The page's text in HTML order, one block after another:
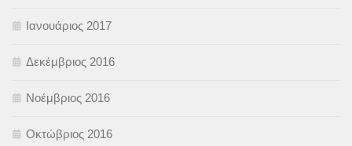
Ιανουάριος 2017
Δεκέμβριος 2016
Νοέμβριος 2016
Οκτώβριος 2016